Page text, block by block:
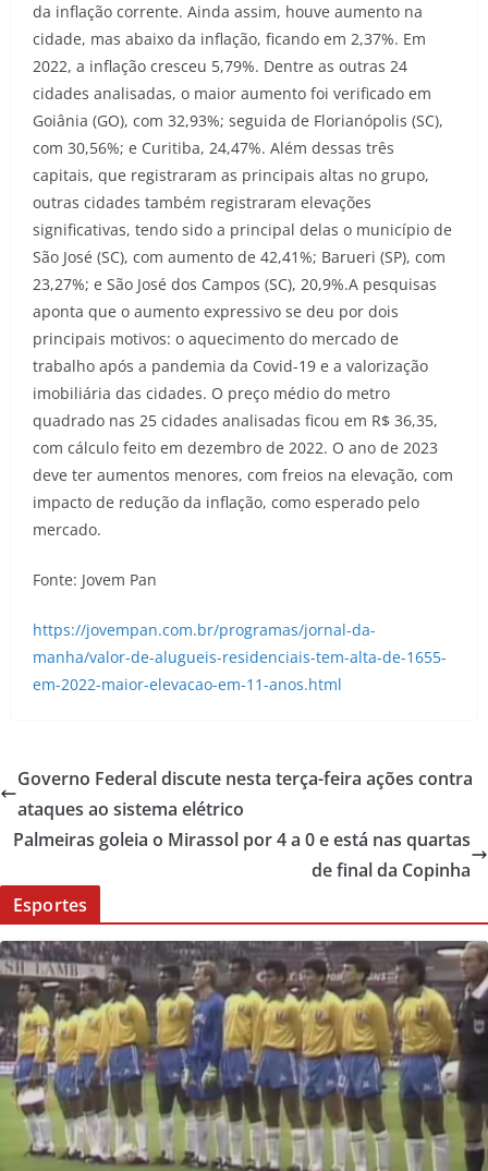
da inflação corrente. Ainda assim, houve aumento na
cidade, mas abaixo da inflação, ficando em 2,37%. Em
2022, a inflação cresceu 5,79%. Dentre as outras 24
cidades analisadas, o maior aumento foi verificado em
Goiânia (GO), com 32,93%; seguida de Florianópolis (SC),
com 30,56%; e Curitiba, 24,47%. Além dessas três
capitais, que registraram as principais altas no grupo,
outras cidades também registraram elevações
significativas, tendo sido a principal delas o município de
São José (SC), com aumento de 42,41%; Barueri (SP), com
23,27%; e São José dos Campos (SC), 20,9%.A pesquisas
aponta que o aumento expressivo se deu por dois
principais motivos: o aquecimento do mercado de
trabalho após a pandemia da Covid-19 e a valorização
imobiliária das cidades. O preço médio do metro
quadrado nas 25 cidades analisadas ficou em R$ 36,35,
com cálculo feito em dezembro de 2022. O ano de 2023
deve ter aumentos menores, com freios na elevação, com
impacto de redução da inflação, como esperado pelo
mercado.
Fonte: Jovem Pan
https://jovempan.com.br/programas/jornal-da-
manha/valor-de-alugueis-residenciais-tem-alta-de-1655-
em-2022-maior-elevacao-em-11-anos.html
Governo Federal discute nesta terça-feira ações contra
ataques ao sistema elétrico
Palmeiras goleia o Mirassol por 4 a 0 e está nas quartas
de final da Copinha
Esportes